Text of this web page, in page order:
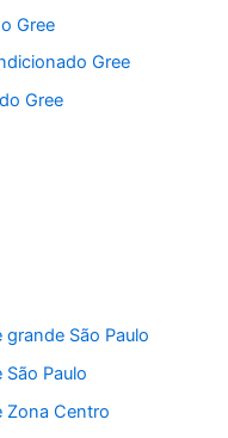
Gree
Gree
Gree
São Paulo
Paulo
Zona Centro